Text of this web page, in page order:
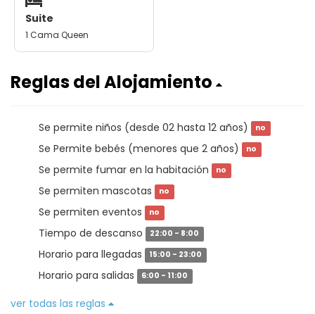
Suite
1 Cama Queen
Reglas del Alojamiento
Se permite niños (desde 02 hasta 12 años) no
Se Permite bebés (menores que 2 años) no
Se permite fumar en la habitación no
Se permiten mascotas no
Se permiten eventos no
Tiempo de descanso 22:00 - 8:00
Horario para llegadas 15:00 - 23:00
Horario para salidas 6:00 - 11:00
ver todas las reglas